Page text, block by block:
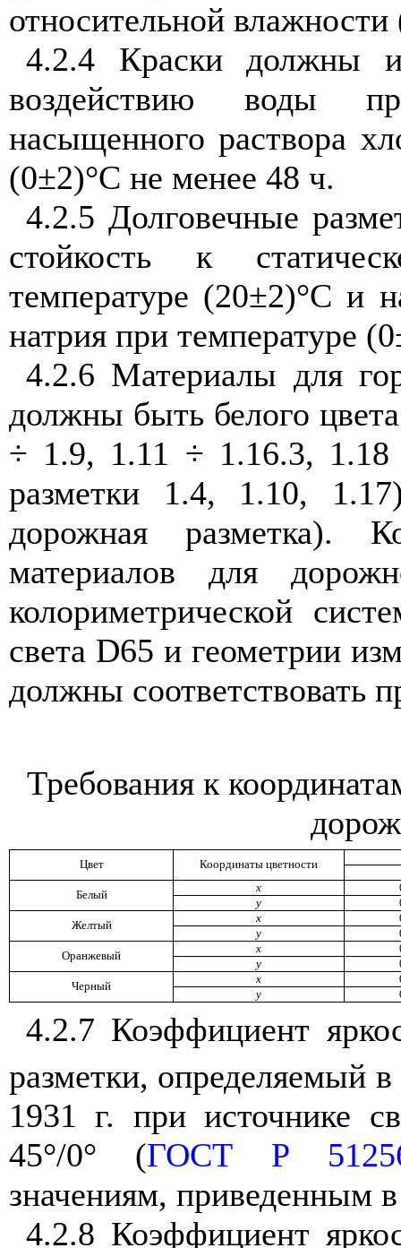
относительной
4.2.4 Краски должны
воздействию воды
насыщенного раствора
(0±2)°С не менее 48 ч.
4.2.5 Долговечные
стойкость к
температуре (20±2)°С и
натрия при температуре
4.2.6 Материалы для
должны быть белого
÷ 1.9, 1.11 ÷ 1.16.3, 1.18
разметки 1.4, 1.10,
дорожная разметка).
материалов для
колориметрической
света D65 и геометрии
должны соответствовать
Требования к
Цвет Координаты цветности
Белый
x
y
Желтый
x
y
Оранжевый
x
y
Черный
x
y
4.2.7 Коэффициент
разметки, определяемый
1931 г. при источнике
45°/0° (ГОСТ Р
значениям, приведенным
4.2.8 Коэффициент